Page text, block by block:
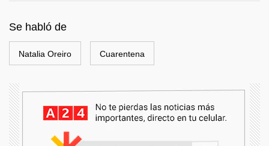
Se habló de
Natalia Oreiro Cuarentena